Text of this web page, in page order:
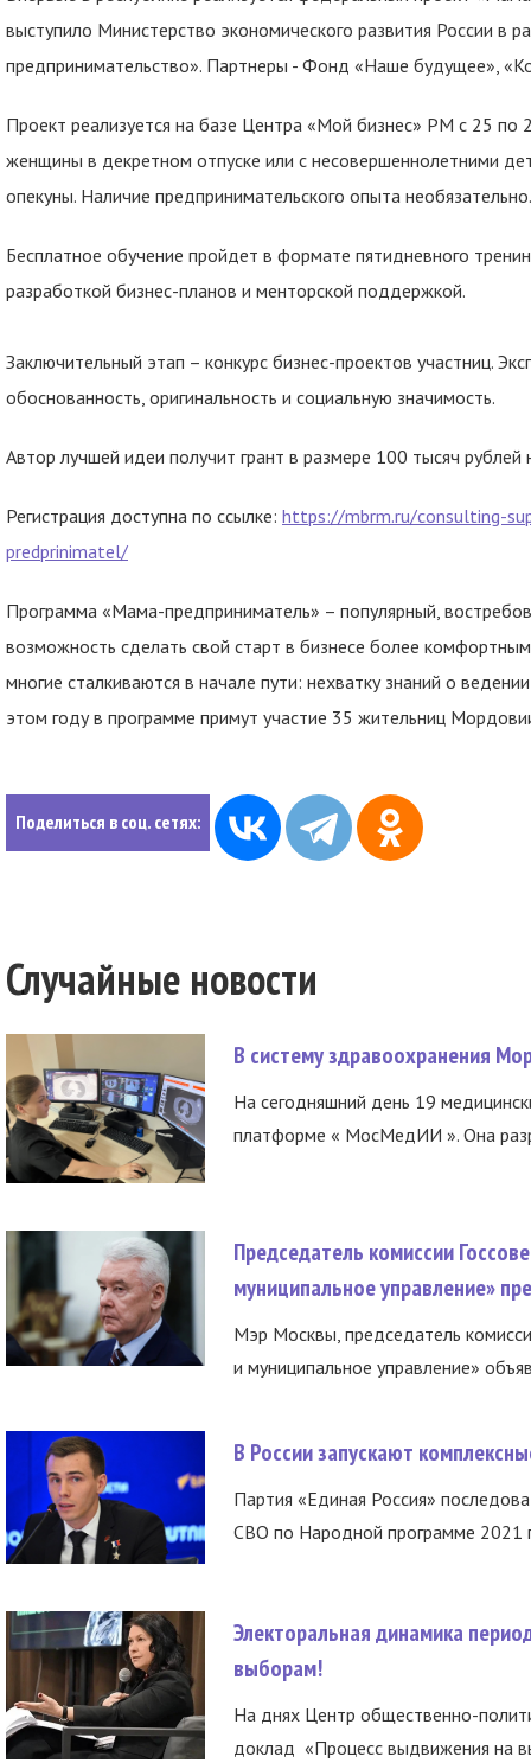
выступило Министерство экономического развития России в
предпринимательство». Партнеры - Фонд «Наше будущее»,
Проект реализуется на базе Центра «Мой бизнес» РМ с 25 по
женщины в декретном отпуске или с несовершеннолетними
опекуны. Наличие предпринимательского опыта необязательно.
Бесплатное обучение пройдет в формате пятидневного
разработкой бизнес-планов и менторской поддержкой.
Заключительный этап – конкурс бизнес-проектов участниц.
обоснованность, оригинальность и социальную значимость.
Автор лучшей идеи получит грант в размере 100 тысяч рублей
Регистрация доступна по ссылке: https://mbrm.ru/consulting-
predprinimatel/
Программа «Мама-предприниматель» – популярный,
возможность сделать свой старт в бизнесе более
многие сталкиваются в начале пути: нехватку знаний о
этом году в программе примут участие 35 жительниц
Поделиться в соц. сетях:
Случайные новости
В систему здравоохранения
На сегодняшний день 19
платформе « МосМедИИ ». Она
Председатель комиссии
муниципальное управление»
Мэр Москвы, председатель
и муниципальное управление»
В России запускают
Партия «Единая Россия»
СВО по Народной программе 2021
Электоральная динамика
выборам!
На днях Центр общественно-
доклад «Процесс выдвижения на